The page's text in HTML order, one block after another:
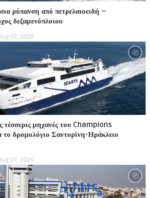
ρύπανση από πετρελαιοειδή –
δεξαμενόπλοιου
07, 2026
τέσσερις μηχανές του Champions
δρομολόγιο Σαντορίνη-Ηράκλειο
07, 2026